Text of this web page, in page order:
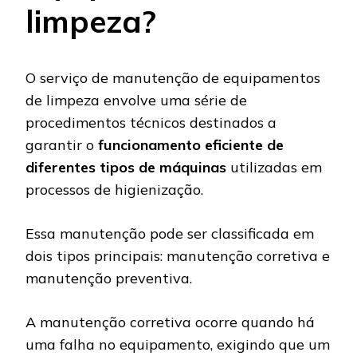
limpeza?
O serviço de manutenção de equipamentos
de limpeza envolve uma série de
procedimentos técnicos destinados a
garantir o funcionamento eficiente de
diferentes tipos de máquinas utilizadas em
processos de higienização.
Essa manutenção pode ser classificada em
dois tipos principais: manutenção corretiva e
manutenção preventiva.
A manutenção corretiva ocorre quando há
uma falha no equipamento, exigindo que um